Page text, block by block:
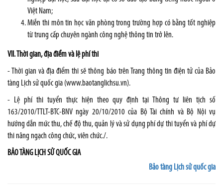
Việt Nam;
Miễn thi môn tin học văn phòng trong trường hợp có bằng tốt nghiệp
từ trung cấp chuyên ngành công nghệ thông tin trở lên.
VII. Thời gian, địa điểm và lệ phí thi
- Thời gian và địa điểm thi sẽ thông báo trên Trang thông tin điện tử của Bảo
tàng Lịch sử quốc gia (www.baotanglichsu.vn).
- Lệ phí thi tuyển thực hiện theo quy định tại Thông tư liên tịch số
163/2010/TTLT-BTC-BNV ngày 20/10/2010 của Bộ Tài chính và Bộ Nội vụ
hướng dẫn mức thu, chế độ thu, quản lý và sử dụng phí dự thi tuyển và phí dự
thi nâng ngạch công chức, viên chức./.
BẢO TÀNG LỊCH SỬ QUỐC GIA
Bảo tàng Lịch sử quốc gia